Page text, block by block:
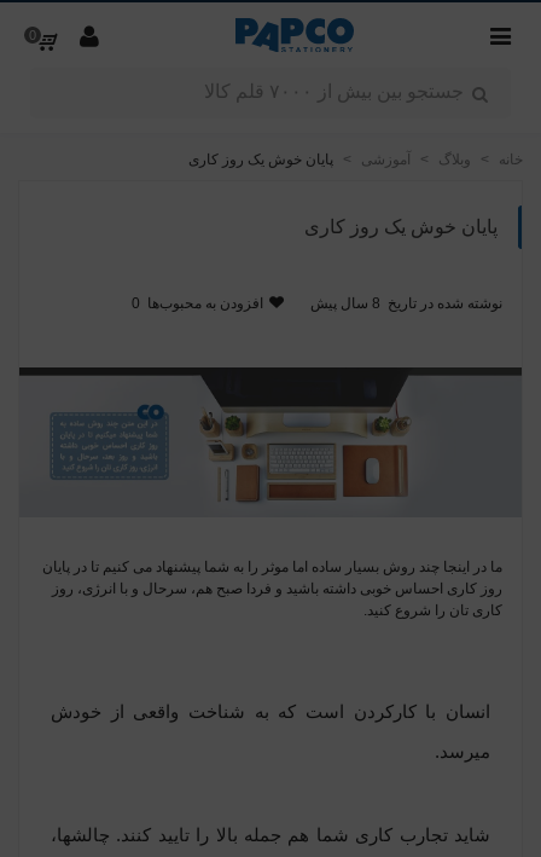
0
خانه > وبلاگ > آموزشی > پایان خوش یک روز کاری
پایان خوش یک روز کاری
نوشته شده در تاریخ 8 سال پیش افزودن به محبوب‌ها 0
ما در اینجا چند روش بسیار ساده اما موثر را به شما پیشنهاد می کنیم تا در پایان
روز کاری احساس خوبی داشته باشید و فردا صبح هم، سرحال و با انرژی، روز
کاری تان را شروع کنید.
انسان با کارکردن است که به شناخت واقعی از خودش
میرسد.
شاید تجارب کاری شما هم جمله بالا را تایید کنند. چالشها،